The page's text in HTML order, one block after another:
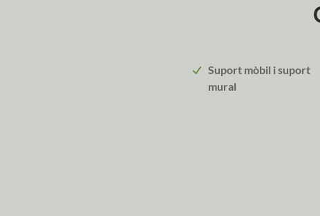
Suport mòbil i suport
mural